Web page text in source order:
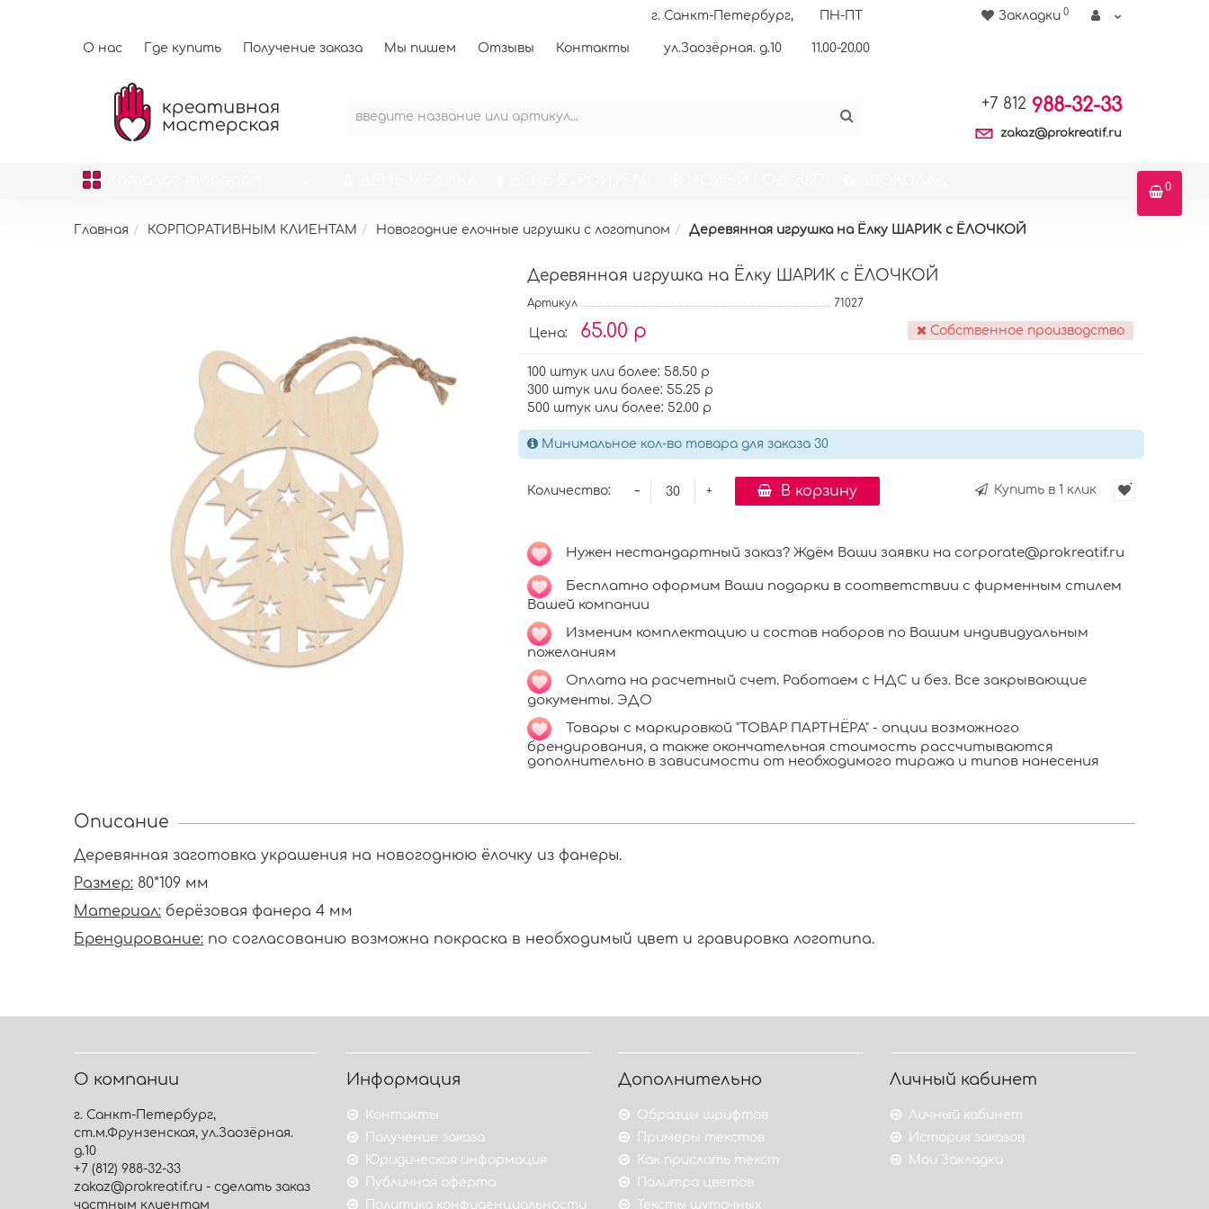
О нас Где купить Получение заказа Мы пишем Отзывы Контакты
г. Санкт-Петербург,
ул.Заозёрная. д.10
ПН-ПТ
11.00-20.00
Закладки 0
+7 812 988-32-33
zakaz@prokreatif.ru
0
Главная КОРПОРАТИВНЫМ КЛИЕНТАМ Новогодние елочные игрушки с логотипом Деревянная игрушка на Ёлку ШАРИК с ЁЛОЧКОЙ
Деревянная игрушка на Ёлку ШАРИК с ЁЛОЧКОЙ
Артикул 71027
Цена: 65.00 р Собственное производство
100 штук или более: 58.50 р
300 штук или более: 55.25 р
500 штук или более: 52.00 р
Минимальное кол-во товара для заказа 30
Количество: +
- В корзину Купить в 1 клик
Нужен нестандартный заказ? Ждём Ваши заявки на corporate@prokreatif.ru
Бесплатно оформим Ваши подарки в соответствии с фирменным стилем
Вашей компании
Изменим комплектацию и состав наборов по Вашим индивидуальным
пожеланиям
Оплата на расчетный счет. Работаем с НДС и без. Все закрывающие
документы. ЭДО
Товары с маркировкой "ТОВАР ПАРТНЁРА" - опции возможного
брендирования, а также окончательная стоимость рассчитываются
дополнительно в зависимости от необходимого тиража и типов нанесения
Описание
Деревянная заготовка украшения на новогоднюю ёлочку из фанеры.
Размер: 80*109 мм
Материал: берёзовая фанера 4 мм
Брендирование: по согласованию возможна покраска в необходимый цвет и гравировка логотипа.
О компании
г. Санкт-Петербург,
ст.м.Фрунзенская, ул.Заозёрная.
д.10
+7 (812) 988-32-33
zakaz@prokreatif.ru - сделать заказ
частным клиентам
Информация
Контакты
Получение заказа
Юридическая информация
Публичная оферта
Политика конфиденциальности
Дополнительно
Образцы шрифтов
Примеры текстов
Как прислать текст
Палитра цветов
Тексты шуточных
Личный кабинет
Личный кабинет
История заказов
Мои Закладки